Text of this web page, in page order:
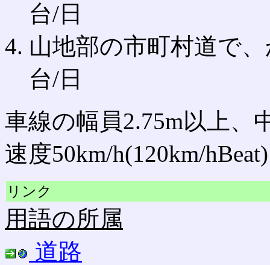
台/日
山地部の市町村道で
台/日
車線の幅員2.75m以上、
速度50km/h(120km/
リンク
用語の所属
道路